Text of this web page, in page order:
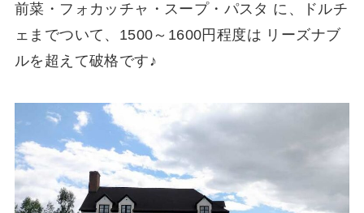
前菜・フォカッチャ・スープ・パスタ に、ドルチ
ェまでついて、1500～1600円程度は リーズナブ
ルを超えて破格です♪